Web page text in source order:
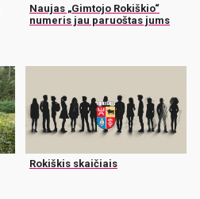
Naujas „Gimtojo Rokiškio“
numeris jau paruoštas jums
Rokiškis skaičiais